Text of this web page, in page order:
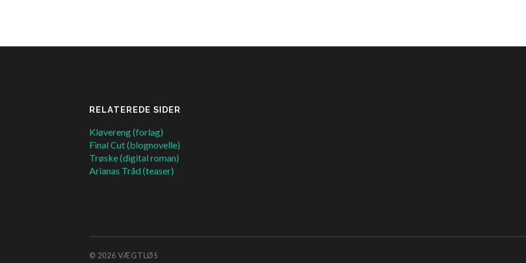
RELATEREDE SIDER
Kløvereng (forlag)
Final Cut (blognovelle)
Trøske (digital roman)
Arianas Tråd (teaser)
© 2026 VÆGTLØS